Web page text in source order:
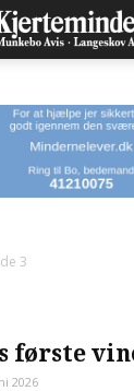
3
første
2026